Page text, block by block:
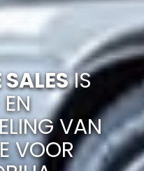
IS
VAN
VOOR